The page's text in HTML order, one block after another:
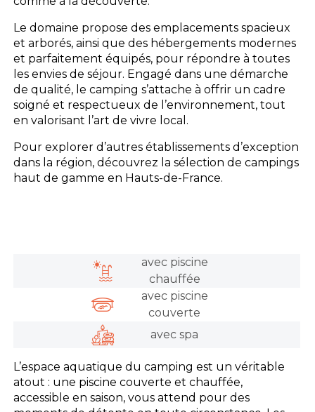
Le domaine propose des emplacements spacieux
et arborés, ainsi que des hébergements modernes
et parfaitement équipés, pour répondre à toutes
les envies de séjour. Engagé dans une démarche
de qualité, le camping s’attache à offrir un cadre
soigné et respectueux de l’environnement, tout
en valorisant l’art de vivre local.
Pour explorer d’autres établissements d’exception
dans la région, découvrez la sélection de campings
haut de gamme en Hauts-de-France.
avec piscine
chauffée
avec piscine
couverte
avec spa
L’espace aquatique du camping est un véritable
atout : une piscine couverte et chauffée,
accessible en saison, vous attend pour des